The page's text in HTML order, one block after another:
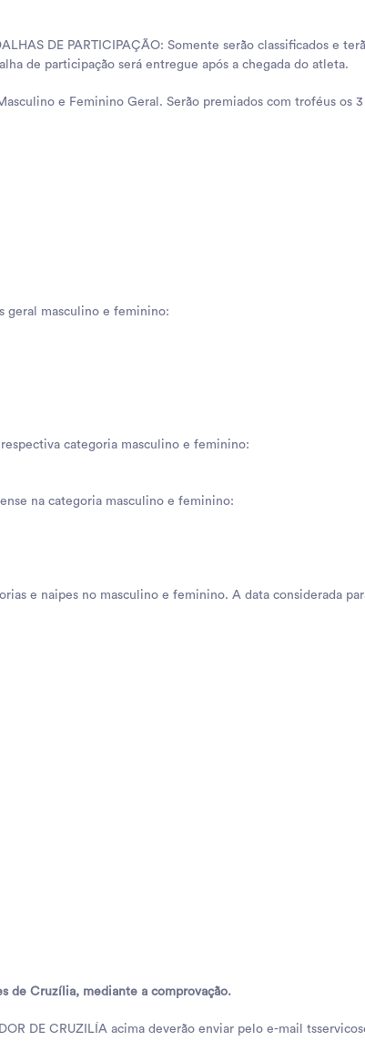
DE PARTICIPAÇÃO: Somente serão classificados e
de participação será entregue após a chegada do atleta.
e Feminino Geral. Serão premiados com troféus os
geral masculino e feminino:
categoria masculino e feminino:
na categoria masculino e feminino:
e naipes no masculino e feminino. A data considerada
de Cruzília, mediante a comprovação.
DE CRUZILÍA acima deverão enviar pelo e-mail